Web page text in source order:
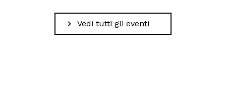
Vedi tutti gli eventi